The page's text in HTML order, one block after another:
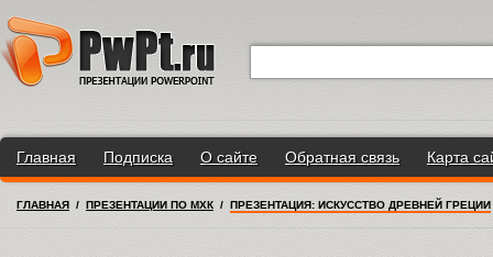
Главная Подписка О сайте Обратная связь Карта
ГЛАВНАЯ / ПРЕЗЕНТАЦИИ ПО МХК / ПРЕЗЕНТАЦИЯ: ИСКУССТВО ДРЕВНЕЙ ГРЕЦИИ